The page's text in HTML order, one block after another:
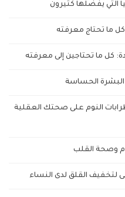
التي يفضلها كثيرون
كل ما تحتاج معرفته
كل ما تحتاجين إلى معرفته
البشرة الحساسة
النوم على صحتك العقلية
وصحة القلب
لتخفيف القلق لدى النساء